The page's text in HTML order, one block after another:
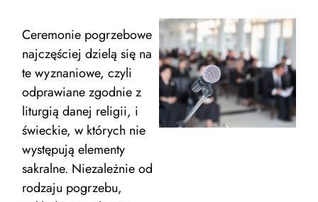
Ceremonie pogrzebowe
najczęściej dzielą się na
te wyznaniowe, czyli
odprawiane zgodnie z
liturgią danej religii, i
świeckie, w których nie
występują elementy
sakralne. Niezależnie od
rodzaju pogrzebu,